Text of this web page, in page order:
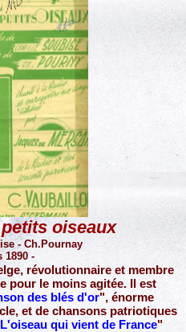
oiseaux
- Ch.Pournay
1890 -
révolutionnaire et membre
pour le moins agitée. Il est
des blés d'or", énorme
et de chansons patriotiques
L'oiseau qui vient de France"